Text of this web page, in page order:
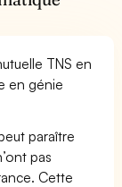
TNS en
en génie
paraître
pas
Cette